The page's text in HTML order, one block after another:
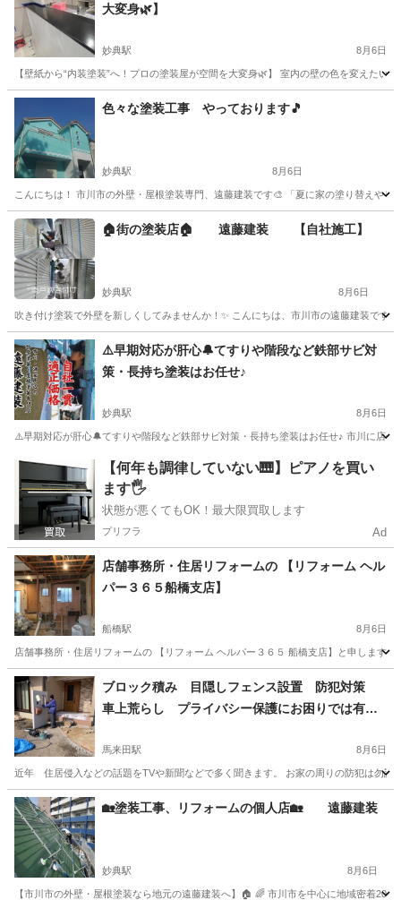
大変身🌿】
妙典駅 8月6日
【壁紙から“内装塗装”へ！プロの塗装屋が空間を大変身🌿】 室内の壁の色を変えた
千葉 市川市 妙典駅 リフォーム 壁紙
色々な塗装工事 やっております🎵
妙典駅 8月6日
こんにちは！ 市川市の外壁・屋根塗装専門、遠藤建装です🎨 「夏に家の塗り替えや
千葉 市川市 妙典駅 その他 外壁
🏠街の塗装店🏠 遠藤建装 【自社施工】
妙典駅 8月6日
吹き付け塗装で外壁を新しくしてみませんか！✨ こんにちは、市川市の遠藤建装で
千葉 市川市 妙典駅 その他 外壁
⚠️早期対応が肝心🔔てすりや階段など鉄部サビ対
策・長持ち塗装はお任せ♪
妙典駅 8月6日
⚠️早期対応が肝心🔔てすりや階段など鉄部サビ対策・長持ち塗装はお任せ♪ 市川に店
千葉 市川市 妙典駅 リフォーム 防水工事
【何年も調律していない🎹】ピアノを買い
ます🖐️
状態が悪くてもOK！最大限買取します
プリフラ Ad
店舗事務所・住居リフォームの 【リフォーム ヘル
パー３６５船橋支店】
船橋駅 8月6日
店舗事務所・住居リフォームの 【リフォーム ヘルパー３６５ 船橋支店】と申します
千葉 船橋市 船橋駅 その他 千葉 習志野市
下総中山駅 その他 見積
ブロック積み 目隠しフェンス設置 防犯対策
車上荒らし プライバシー保護にお困りでは有り
馬来田駅 8月6日
近年 住居侵入などの話題をTVや新聞などで多く聞きます。 お家の周りの防犯は勿
千葉 木更津市 馬来田駅 その他
🏡塗装工事、リフォームの個人店🏡 遠藤建装
妙典駅 8月6日
【市川市の外壁・屋根塗装なら地元の遠藤建装へ】🏠 🌈 市川市を中心に地域密着20